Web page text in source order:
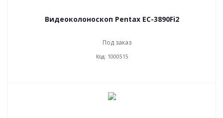
Видеоколоноскоп Pentax EC-3890Fi2
Под заказ
Код: 1000515